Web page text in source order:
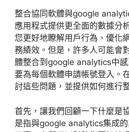
整合協同軟體與google
應用程式提供更全面的數據分
您更好地瞭解用戶行為、優化
務績效。但是，許多人可能會
體整合到 google analytics中
要為每個軟體申請帳號登入。
討這些問題，並提供如何進行
首先，讓我們回顧一下什麼是
是指與google analytics集成